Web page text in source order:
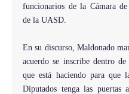
funcionarios de la Cámara
de la UASD.
En su discurso, Maldonado
acuerdo se inscribe dentro de
que está haciendo para que
Diputados tenga las puertas